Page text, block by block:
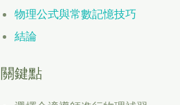
物理公式與常數記憶技巧
結論
關鍵點